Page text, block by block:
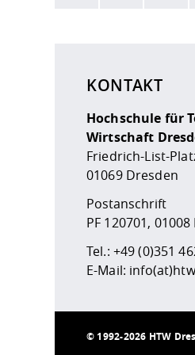
KONTAKT
Hochschule für
Wirtschaft
Friedrich-List-
01069 Dresden
Postanschrift
PF 120701,
Tel.: +49 (0)351
E-Mail:
© 1992-2026 HTW